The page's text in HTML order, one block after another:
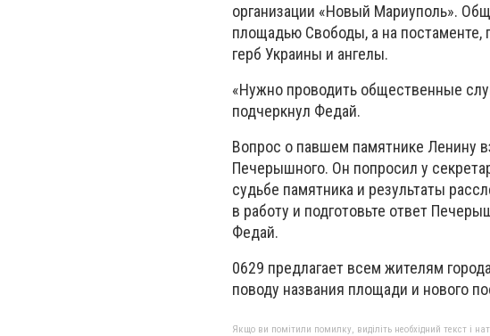
организации «Новый Мариуполь».
площадью Свободы, а на постаменте,
герб Украины и ангелы.
«Нужно проводить общественные
подчеркнул Федай.
Вопрос о павшем памятнике Ленину
Печерышного. Он попросил у
судьбе памятника и результаты
в работу и подготовьте ответ
Федай.
0629 предлагает всем жителям
поводу названия площади и нового
Якщо ви помітили помилку, виділіть необхідний текст і